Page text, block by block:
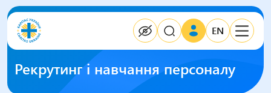
EN
Рекрутинг і навчання персоналу